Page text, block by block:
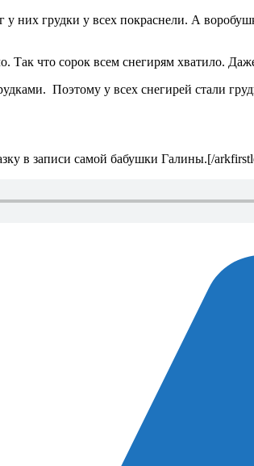
них грудки у всех покраснели. А
Так что сорок всем снегирям хватило.
Поэтому у всех снегирей стали
в записи самой бабушки Галины.[/